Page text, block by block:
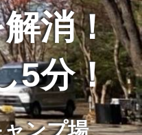
消！
5分！
ャンプ場